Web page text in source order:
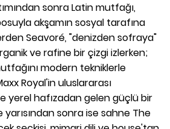
sonra Latin mutfağı,
akşamın sosyal tarafına
Seavoré, "denizden sofraya"
ve rafine bir çizgi izlerken;
modern tekniklerle
Royal'in uluslararası
yerel hafızadan gelen güçlü bir
yarısından sonra ise sahne The